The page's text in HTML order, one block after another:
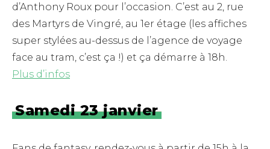
d’Anthony Roux pour l’occasion. C’est au 2, rue
des Martyrs de Vingré, au 1er étage (les affiches
super stylées au-dessus de l’agence de voyage
face au tram, c’est ça !) et ça démarre à 18h.
Plus d’infos
Samedi 23 janvier